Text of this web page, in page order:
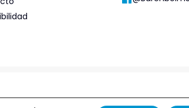
Esquema Nacional de